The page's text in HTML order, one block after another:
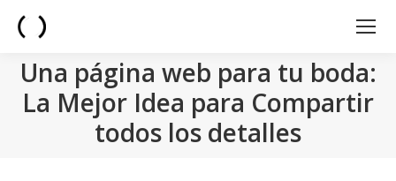
Una página web para tu boda:
La Mejor Idea para Compartir
todos los detalles